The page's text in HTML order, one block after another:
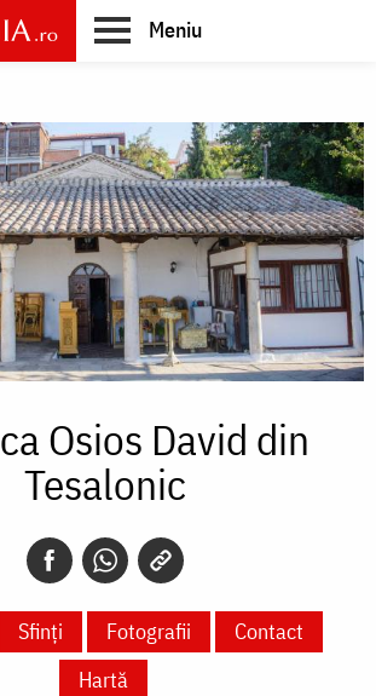
Meniu
Osios David din
Tesalonic
Sfinți Fotografii
Contact
Hartă